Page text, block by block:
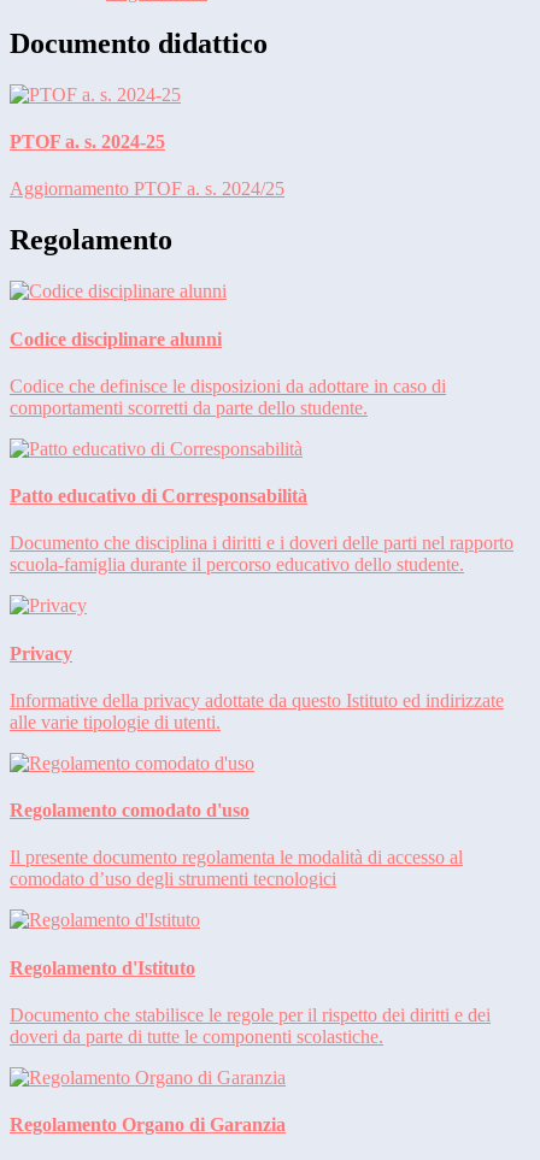
Documento didattico
PTOF a. s. 2024-25
Aggiornamento PTOF a. s. 2024/25
Regolamento
Codice disciplinare alunni
Codice che definisce le disposizioni da adottare in caso di
comportamenti scorretti da parte dello studente.
Patto educativo di Corresponsabilità
Documento che disciplina i diritti e i doveri delle parti nel rapporto
scuola-famiglia durante il percorso educativo dello studente.
Privacy
Informative della privacy adottate da questo Istituto ed indirizzate
alle varie tipologie di utenti.
Regolamento comodato d'uso
Il presente documento regolamenta le modalità di accesso al
comodato d’uso degli strumenti tecnologici
Regolamento d'Istituto
Documento che stabilisce le regole per il rispetto dei diritti e dei
doveri da parte di tutte le componenti scolastiche.
Regolamento Organo di Garanzia